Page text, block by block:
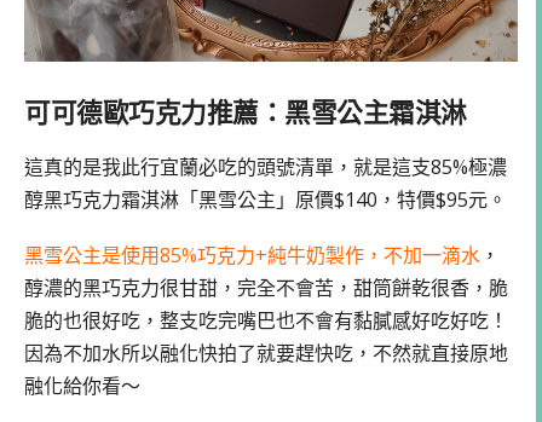
可可德歐巧克力推薦：黑雪公主霜淇淋
這真的是我此行宜蘭必吃的頭號清單，就是這支85%極濃
醇黑巧克力霜淇淋「黑雪公主」原價$140，特價$95元。
黑雪公主是使用85%巧克力+純牛奶製作，不加一滴水 ，
醇濃的黑巧克力很甘甜，完全不會苦，甜筒餅乾很香，脆
脆的也很好吃，整支吃完嘴巴也不會有黏膩感好吃好吃！
因為不加水所以融化快拍了就要趕快吃，不然就直接原地
融化給你看～